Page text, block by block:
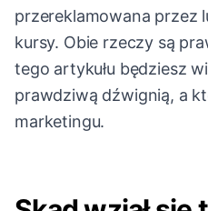
przereklamowana przez
kursy. Obie rzeczy są
tego artykułu będziesz
prawdziwą dźwignią, a
marketingu.